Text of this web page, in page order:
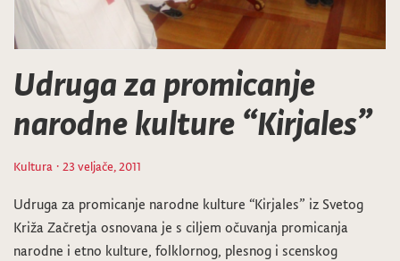
Udruga za promicanje
narodne kulture “Kirjales”
Kultura · 23 veljače, 2011
Udruga za promicanje narodne kulture “Kirjales” iz Svetog
Križa Začretja osnovana je s ciljem očuvanja promicanja
narodne i etno kulture, folklornog, plesnog i scenskog